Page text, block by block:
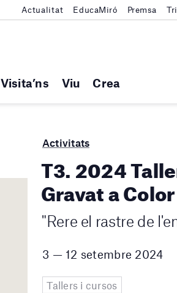
Visita’ns Viu Crea
Actualitat EducaMiró Premsa
Activitats
T3. 2024
Gravat a Color
"Rere el rastre de
3 — 12 setembre 2024
Tallers i cursos